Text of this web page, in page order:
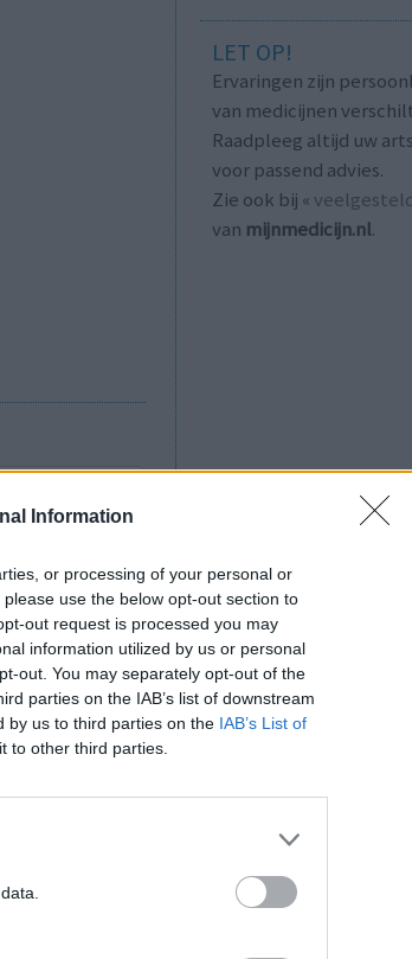
Information
or processing of your personal or
use the below opt-out section to
out request is processed you may
information utilized by us or personal
out. You may separately opt-out of the
parties on the IAB’s list of downstream
by us to third parties on the IAB’s List of
to other third parties.
lees meer
lees meer
te
van
en
LET OP!
Ervaringen zijn
van medicijnen
Raadpleeg altijd uw
voor passend advies.
Zie ook bij «
van mijnmedicijn.nl.